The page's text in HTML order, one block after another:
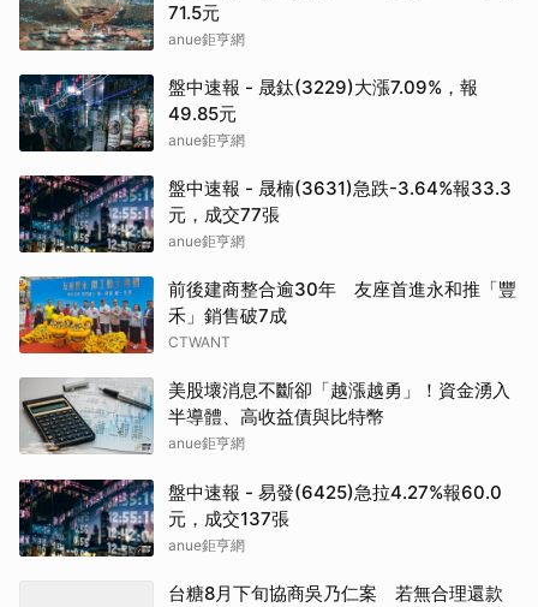
71.5元
anue鉅亨網
盤中速報 - 晟鈦(3229)大漲7.09%，報
49.85元
anue鉅亨網
盤中速報 - 晟楠(3631)急跌-3.64%報33.3
元，成交77張
anue鉅亨網
前後建商整合逾30年 友座首進永和推「豐
禾」銷售破7成
CTWANT
美股壞消息不斷卻「越漲越勇」！資金湧入
半導體、高收益債與比特幣
anue鉅亨網
盤中速報 - 易發(6425)急拉4.27%報60.0
元，成交137張
anue鉅亨網
台糖8月下旬協商吳乃仁案 若無合理還款